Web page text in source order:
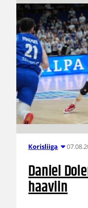
Korisliiga
Daniel
haaviin